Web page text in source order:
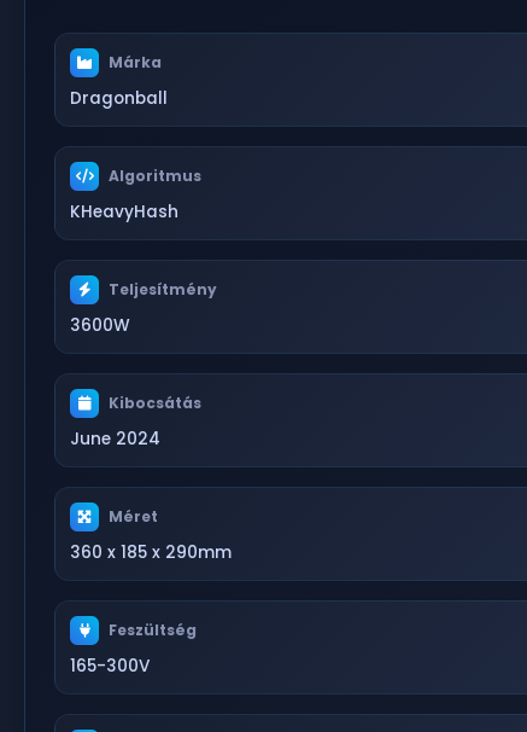
Márka
Dragonball
Algoritmus
KHeavyHash
Teljesítmény
3600W
Kibocsátás
June 2024
Méret
360 x 185 x 290mm
Feszültség
165-300V